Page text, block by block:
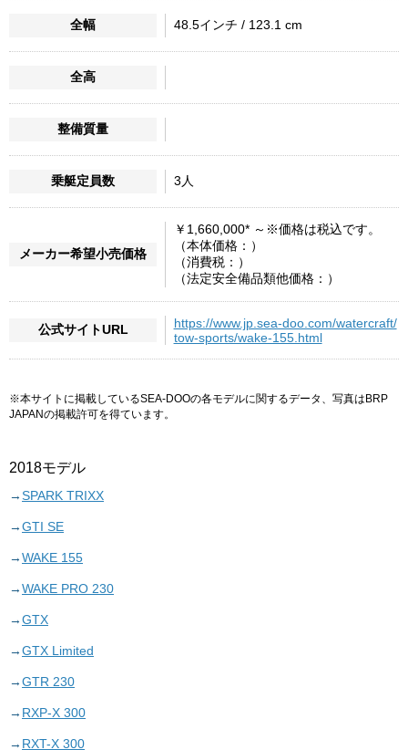
全幅 48.5インチ / 123.1 cm
全高
整備質量
乗艇定員数 3人
メーカー希望小売価格
￥1,660,000* ～※価格は税込です。
（本体価格：）
（消費税：）
（法定安全備品類他価格：）
公式サイトURL
https://www.jp.sea-doo.com/watercraft/
tow-sports/wake-155.html
※本サイトに掲載しているSEA-DOOの各モデルに関するデータ、写真はBRP
JAPANの掲載許可を得ています。
2018モデル
SPARK TRIXX
GTI SE
WAKE 155
WAKE PRO 230
GTX
GTX Limited
GTR 230
RXP-X 300
RXT-X 300